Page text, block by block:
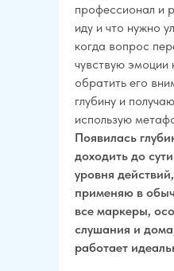
профессионал и
иду и что нужно
когда вопрос
чувствую эмоции
обратить его
глубину и
использую
Появилась
доходить до
уровня
применяю в
все маркеры,
слушания и
работает